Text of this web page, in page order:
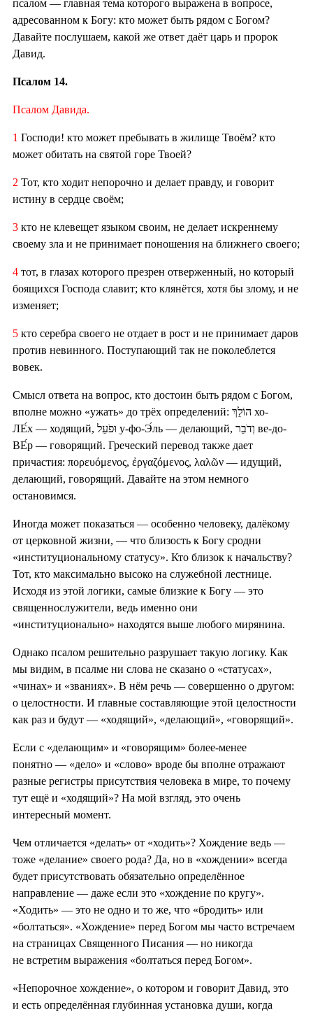
псалом — главная тема которого выражена в вопросе,
адресованном к Богу: кто может быть рядом с Богом?
Давайте послушаем, какой же ответ даёт царь и пророк
Давид.
Псалом 14.
Псалом Давида.
1 Господи! кто может пребывать в жилище Твоём? кто
может обитать на святой горе Твоей?
2 Тот, кто ходит непорочно и делает правду, и говорит
истину в сердце своём;
3 кто не клевещет языком своим, не делает искреннему
своему зла и не принимает поношения на ближнего своего;
4 тот, в глазах которого презрен отверженный, но который
боящихся Господа славит; кто клянётся, хотя бы злому, и не
изменяет;
5 кто серебра своего не отдает в рост и не принимает даров
против невинного. Поступающий так не поколеблется
вовек.
Смысл ответа на вопрос, кто достоин быть рядом с Богом,
вполне можно «ужать» до трёх определений: הוֹלֵךְ хо-
ЛЕ́х — ходящий, וּפֹעֵל у-фо-Э́ль — делающий, וְדֹבֵר ве-до-
ВЕ́р — говорящий. Греческий перевод также дает
причастия: πορευόμενος, ἐργαζόμενος, λαλῶν — идущий,
делающий, говорящий. Давайте на этом немного
остановимся.
Иногда может показаться — особенно человеку, далёкому
от церковной жизни, — что близость к Богу сродни
«институциональному статусу». Кто близок к начальству?
Тот, кто максимально высоко на служебной лестнице.
Исходя из этой логики, самые близкие к Богу — это
священнослужители, ведь именно они
«институционально» находятся выше любого мирянина.
Однако псалом решительно разрушает такую логику. Как
мы видим, в псалме ни слова не сказано о «статусах»,
«чинах» и «званиях». В нём речь — совершенно о другом:
о целостности. И главные составляющие этой целостности
как раз и будут — «ходящий», «делающий», «говорящий».
Если с «делающим» и «говорящим» более-менее
понятно — «дело» и «слово» вроде бы вполне отражают
разные регистры присутствия человека в мире, то почему
тут ещё и «ходящий»? На мой взгляд, это очень
интересный момент.
Чем отличается «делать» от «ходить»? Хождение ведь —
тоже «делание» своего рода? Да, но в «хождении» всегда
будет присутствовать обязательно определённое
направление — даже если это «хождение по кругу».
«Ходить» — это не одно и то же, что «бродить» или
«болтаться». «Хождение» перед Богом мы часто встречаем
на страницах Священного Писания — но никогда
не встретим выражения «болтаться перед Богом».
«Непорочное хождение», о котором и говорит Давид, это
и есть определённая глубинная установка души, когда